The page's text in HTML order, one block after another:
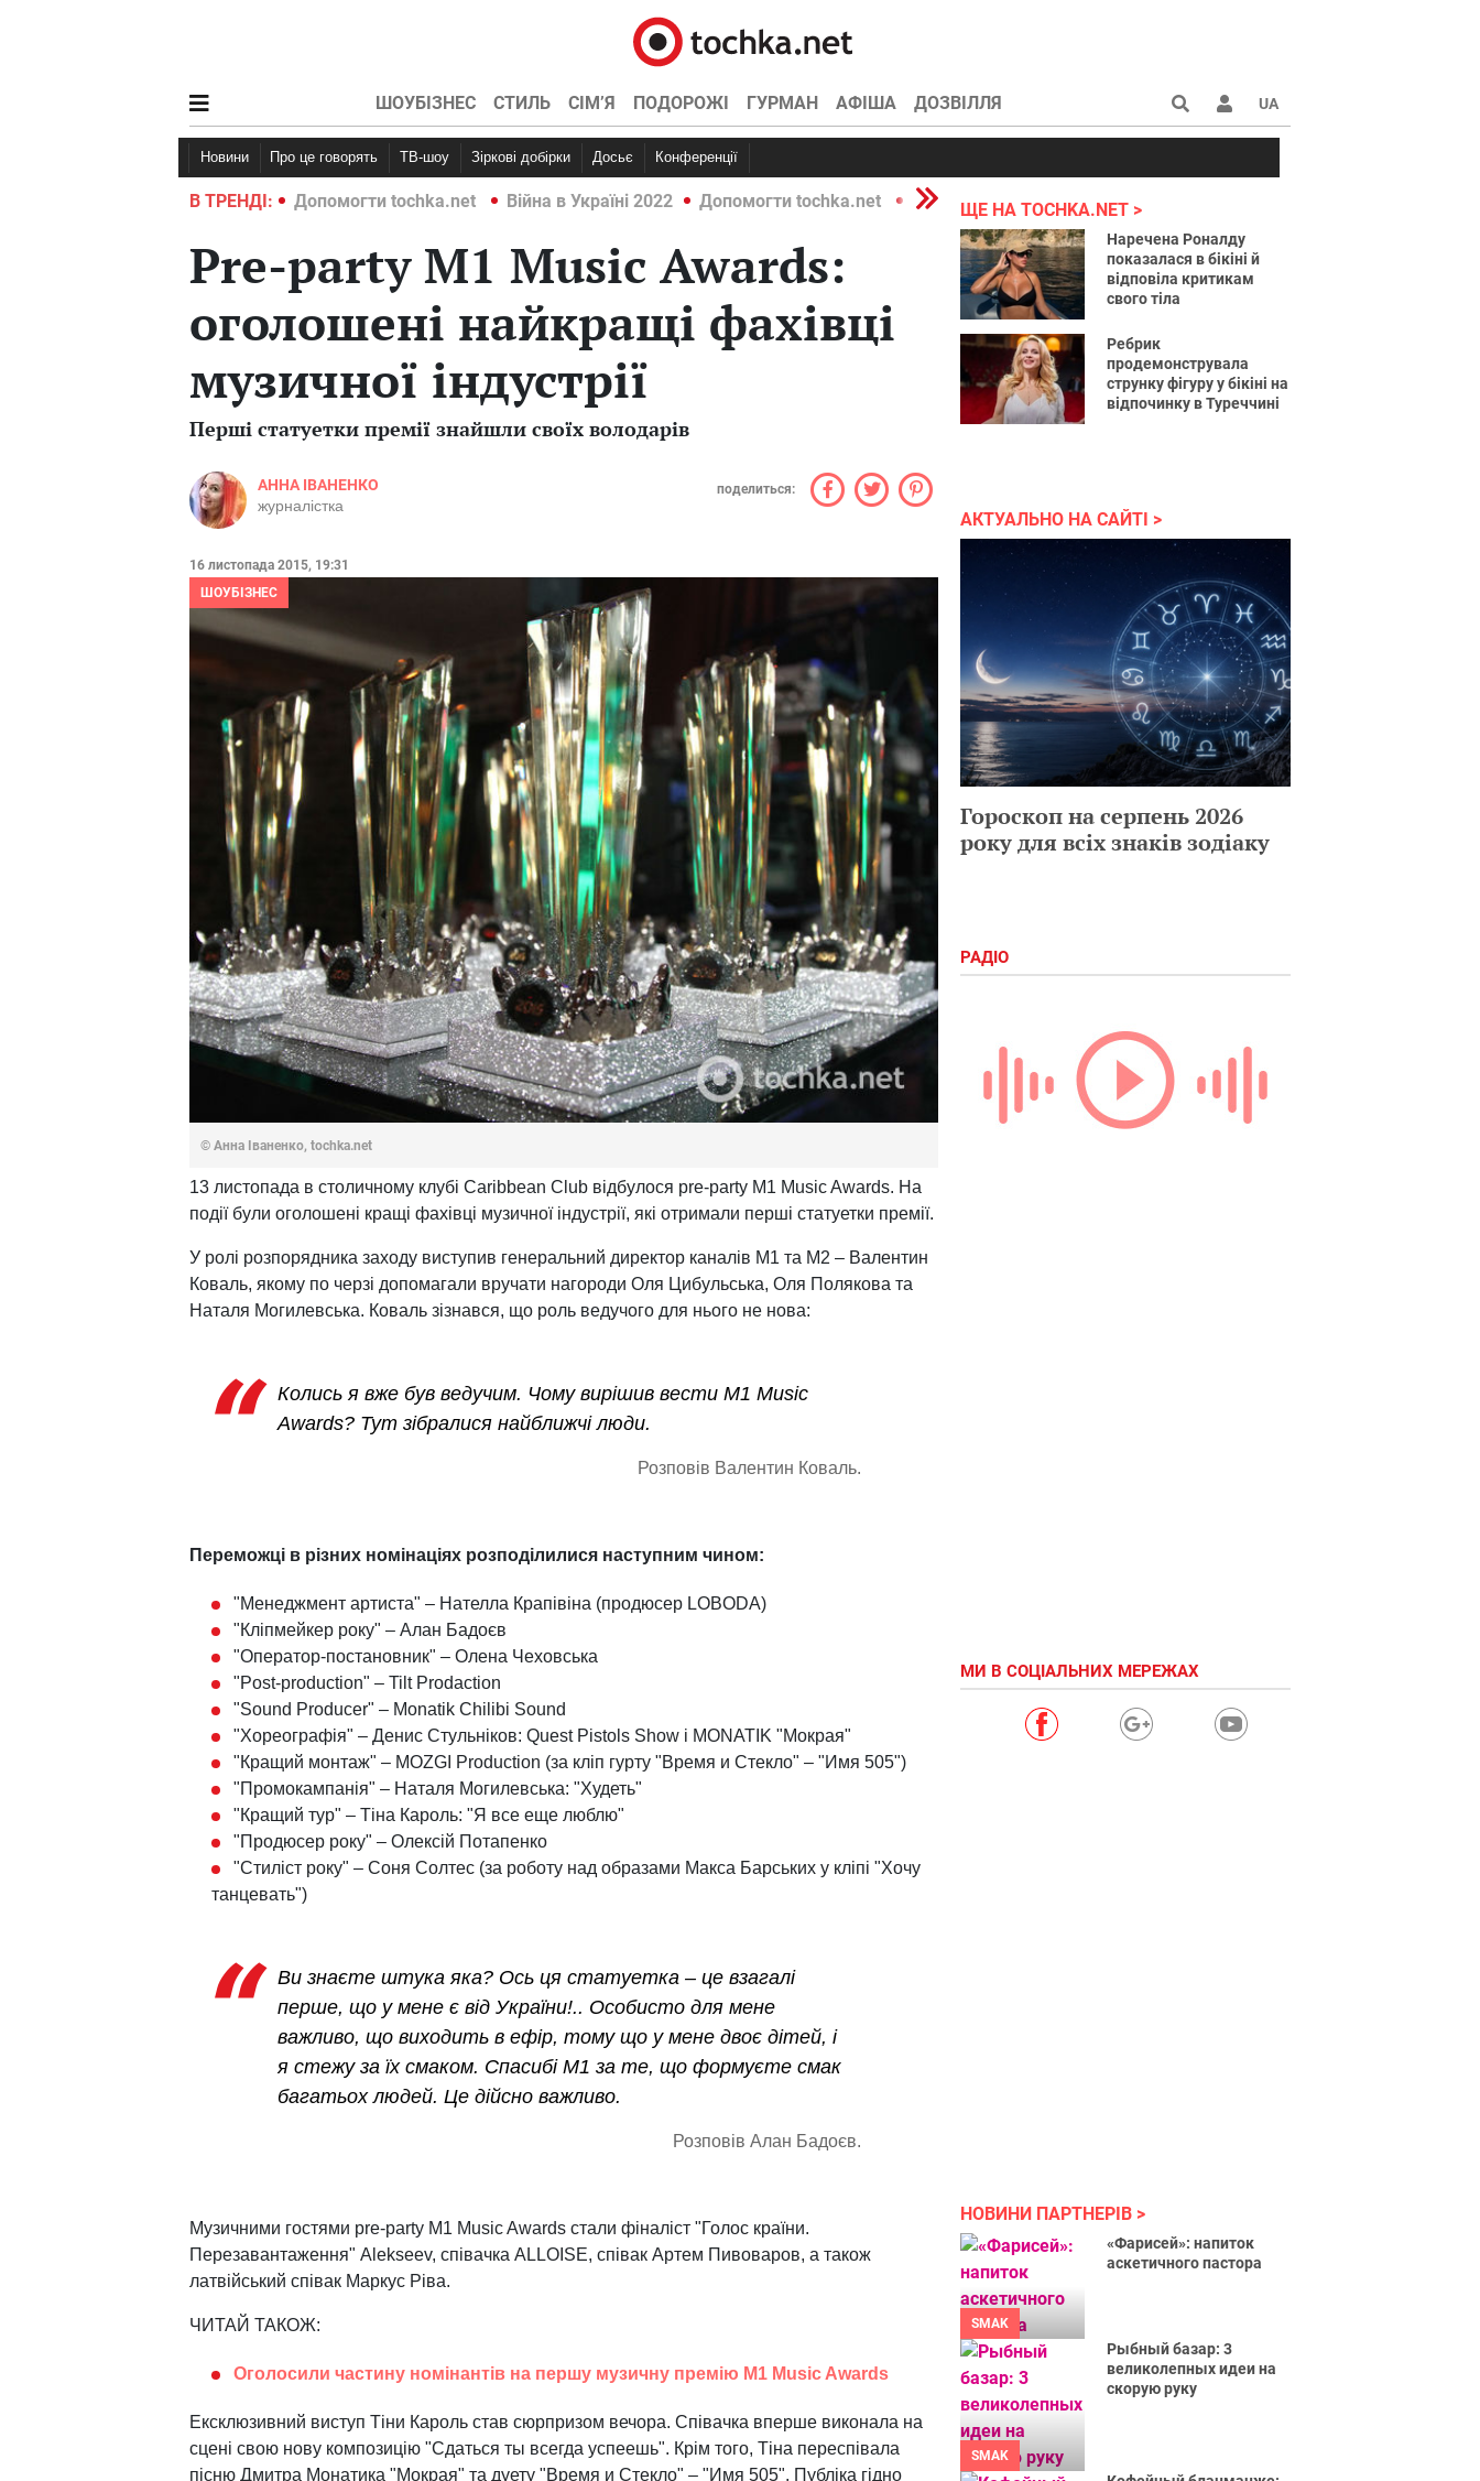
ШОУБІЗНЕС СТИЛЬ СІМ’Я ПОДОРОЖІ ГУРМАН АФІША ДОЗВІЛЛЯ UA
Новини Про це говорять ТВ-шоу Зіркові добірки Досьє Конференції
В ТРЕНДІ:
Війна в Україні 2022 Допомогти tochka.net Війна в Україні 2022 Допомогти tochka.net Війна в Україні 2022
Pre-party M1 Music Awards:
оголошені найкращі фахівці
музичної індустрії
Перші статуетки премії знайшли своїх володарів
АННА ІВАНЕНКО
журналістка
поделиться:
16 листопада 2015, 19:31
ШОУБІЗНЕС
© Анна Іваненко, tochka.net
13 листопада в столичному клубі Caribbean Club відбулося pre-party M1 Music Awards. На
події були оголошені кращі фахівці музичної індустрії, які отримали перші статуетки премії.
У ролі розпорядника заходу виступив генеральний директор каналів М1 та М2 – Валентин
Коваль, якому по черзі допомагали вручати нагороди Оля Цибульська, Оля Полякова та
Наталя Могилевська. Коваль зізнався, що роль ведучого для нього не нова:
Колись я вже був ведучим. Чому вирішив вести M1 Music
Awards? Тут зібралися найближчі люди.
Розповів Валентин Коваль.
Переможці в різних номінаціях розподілилися наступним чином:
"Менеджмент артиста" – Нателла Крапівіна (продюсер LOBODA)
"Кліпмейкер року" – Алан Бадоєв
"Оператор-постановник" – Олена Чеховська
"Post-production" – Tilt Prodaction
"Sound Producer" – Monatik Chilibi Sound
"Хореографія" – Денис Стульніков: Quest Pistols Show і MONATIK "Мокрая"
"Кращий монтаж" – MOZGI Production (за кліп гурту "Время и Стекло" – "Имя 505")
"Промокампанія" – Наталя Могилевська: "Худеть"
"Кращий тур" – Тіна Кароль: "Я все еще люблю"
"Продюсер року" – Олексій Потапенко
"Стиліст року" – Соня Солтес (за роботу над образами Макса Барських у кліпі "Хочу
танцевать")
Ви знаєте штука яка? Ось ця статуетка – це взагалі
перше, що у мене є від України!.. Особисто для мене
важливо, що виходить в ефір, тому що у мене двоє дітей, і
я стежу за їх смаком. Спасибі М1 за те, що формуєте смак
багатьох людей. Це дійсно важливо.
Розповів Алан Бадоєв.
Музичними гостями pre-party M1 Music Awards стали фіналіст "Голос країни.
Перезавантаження" Alekseev, співачка ALLOISE, співак Артем Пивоваров, а також
латвійський співак Маркус Ріва.
ЧИТАЙ ТАКОЖ:
Оголосили частину номінантів на першу музичну премію M1 Music Awards
Ексклюзивний виступ Тіни Кароль став сюрпризом вечора. Співачка вперше виконала на
сцені свою нову композицію "Сдаться ты всегда успеешь". Крім того, Тіна переспівала
пісню Дмитра Монатика "Мокрая" та дуету "Время и Стекло" – "Имя 505". Публіка гідно
ЩЕ НА TOCHKA.NET
Наречена Роналду
показалася в бікіні й
відповіла критикам
свого тіла
Ребрик
продемонструвала
струнку фігуру у бікіні на
відпочинку в Туреччині
АКТУАЛЬНО НА САЙТІ
Гороскоп на серпень 2026
року для всіх знаків зодіаку
РАДІО
МИ В СОЦІАЛЬНИХ МЕРЕЖАХ
НОВИНИ ПАРТНЕРІВ
SMAK
«Фарисей»: напиток
аскетичного пастора
SMAK
Рыбный базар: 3
великолепных идеи на
скорую руку